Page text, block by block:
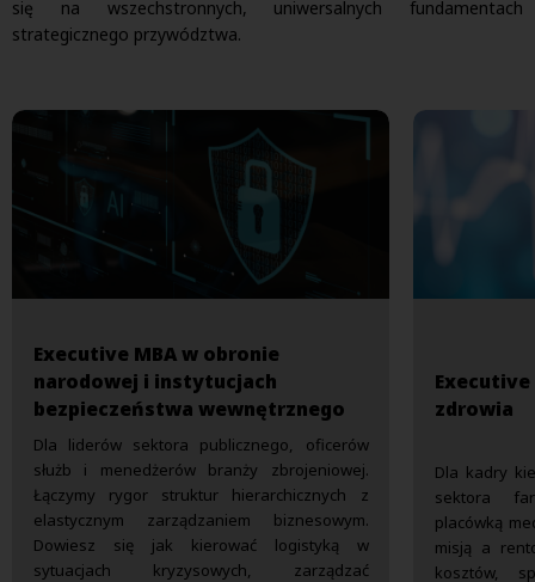
się na wszechstronnych, uniwersalnych fundamentach
strategicznego przywództwa.
Executive MBA w obronie
narodowej i instytucjach
bezpieczeństwa wewnętrznego
Dla liderów sektora publicznego, oficerów
służb i menedżerów branży zbrojeniowej.
Łączymy rygor struktur hierarchicznych z
elastycznym zarządzaniem biznesowym.
Dowiesz się jak kierować logistyką w
sytuacjach kryzysowych, zarządzać
zdrowia
Dla kadry
sektora
placówką
misją a
kosztów,